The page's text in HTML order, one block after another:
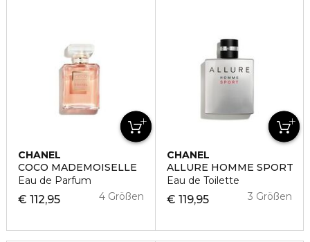
CHANEL
COCO MADEMOISELLE
Eau de Parfum
€ 112,95 4 Größen
CHANEL
ALLURE HOMME SPORT
Eau de Toilette
€ 119,95 3 Größen